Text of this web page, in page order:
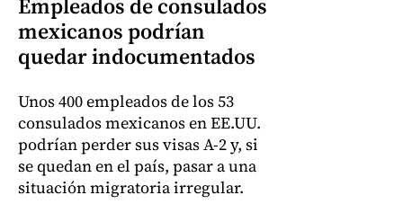
mexicanos podrían
quedar indocumentados
Unos 400 empleados de los 53
consulados mexicanos en EE.UU.
podrían perder sus visas A-2 y, si
se quedan en el país, pasar a una
situación migratoria irregular.